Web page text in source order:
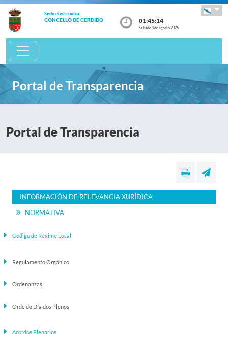
Sede electrónica
CONCELLO DE CERDIDO 01:45:15
Sábado 8 de agosto 2026
Portal de Transparencia
Portal de Transparencia
INFORMACIÓN DE RELEVANCIA XURÍDICA
NORMATIVA
Código de Réxime Local
Regulamento Orgánico
Ordenanzas
Orde do Día dos Plenos
Acordos Plenarios